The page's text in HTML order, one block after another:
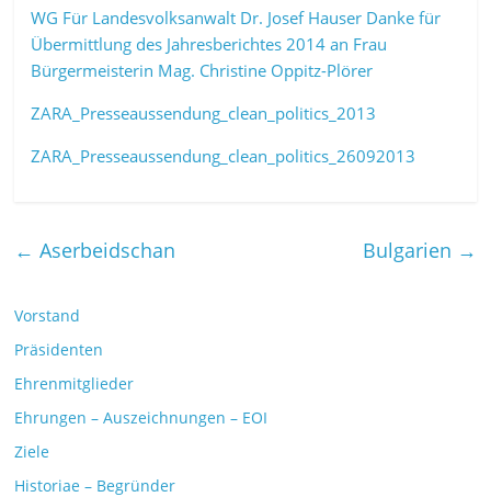
WG Für Landesvolksanwalt Dr. Josef Hauser Danke für
Übermittlung des Jahresberichtes 2014 an Frau
Bürgermeisterin Mag. Christine Oppitz-Plörer
ZARA_Presseaussendung_clean_politics_2013
ZARA_Presseaussendung_clean_politics_26092013
← Aserbeidschan Bulgarien →
Vorstand
Präsidenten
Ehrenmitglieder
Ehrungen – Auszeichnungen – EOI
Ziele
Historiae – Begründer